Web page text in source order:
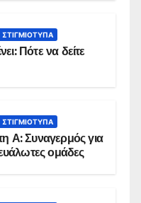
ΣΤΙΓΜΙΌΤΥΠΑ
Πότε να δείτε
ΣΤΙΓΜΙΌΤΥΠΑ
Α: Συναγερμός για
ευάλωτες ομάδες